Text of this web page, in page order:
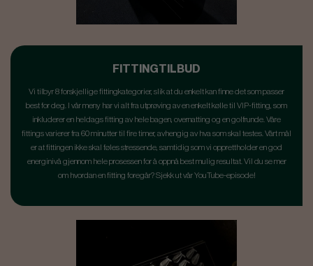
FITTINGTILBUD
Vi tilbyr 8 forskjellige fittingkategorier, slik at du enkelt kan finne det som passer
best for deg. I vår meny har vi alt fra utprøving av en enkelt kølle til VIP-fitting, som
inkluderer en heldags fitting av hele bagen, overnatting og en golfrunde. Våre
fittings varierer fra 60 minutter til fire timer, avhengig av hva som skal testes. Vårt mål
er at fittingen ikke skal føles stressende, samtidig som vi opprettholder en god
energinivå gjennom hele prosessen for å oppnå best mulig resultat. Vil du se mer
om hvordan en fitting foregår? Sjekk ut vår YouTube-episode!